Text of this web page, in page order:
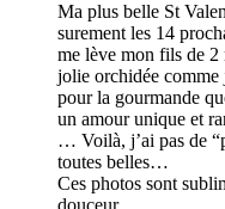
Ma plus belle St
surement les 14
me lève mon fils de 2
jolie orchidée comme
pour la gourmande
un amour unique et
… Voilà, j’ai pas de
toutes belles…
Ces photos sont